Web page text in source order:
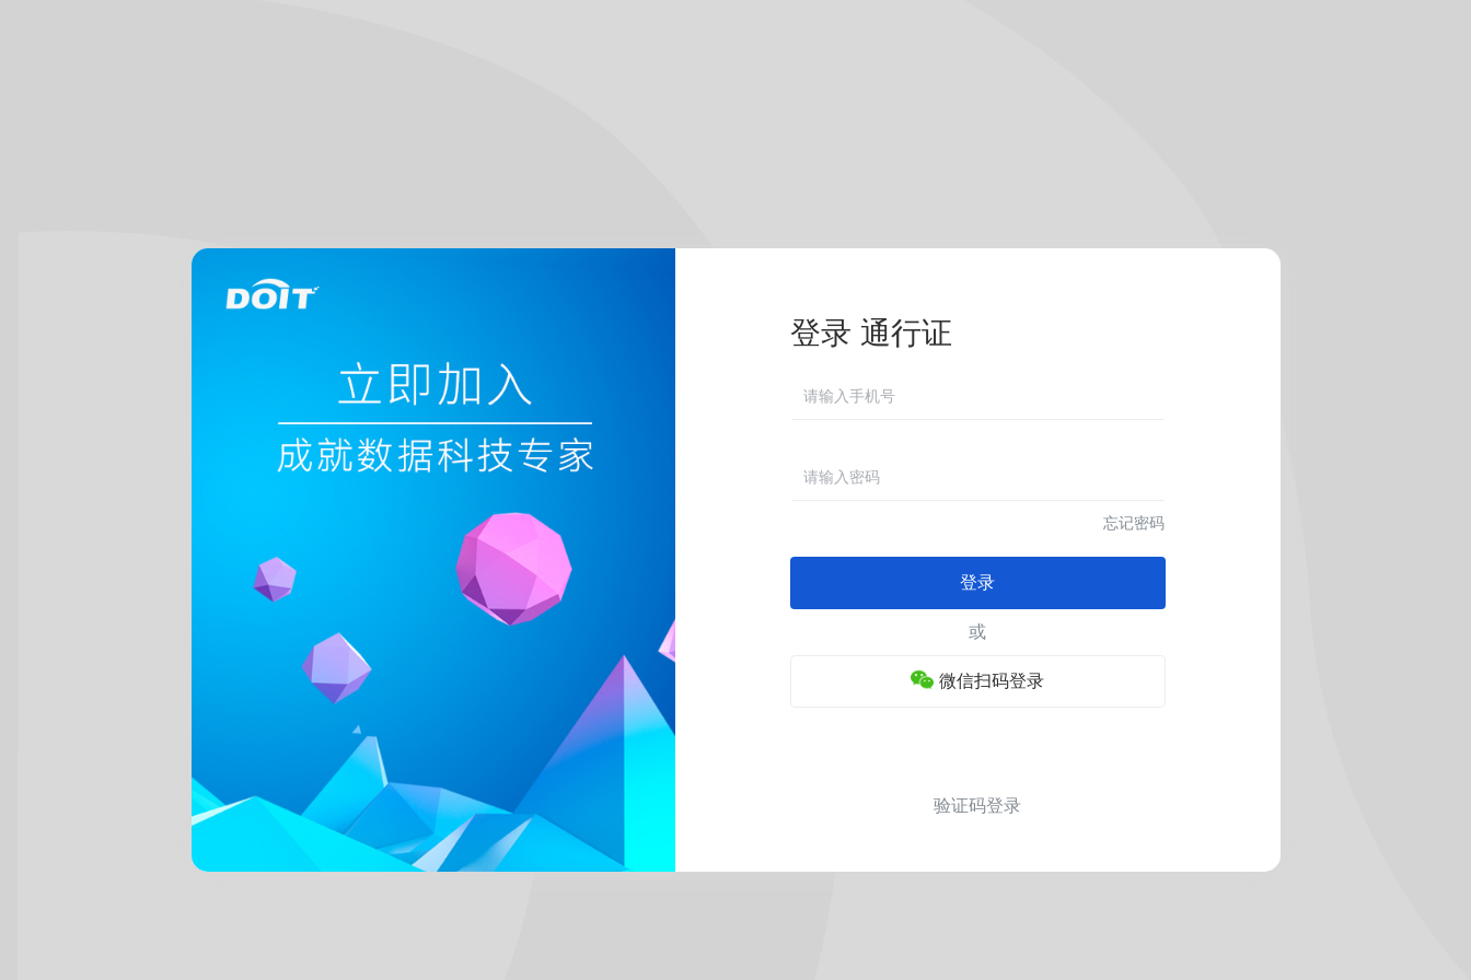
登录 通行证
忘记密码
登录
或
微信扫码登录
验证码登录